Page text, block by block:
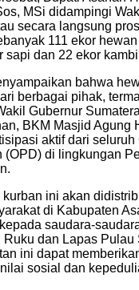
MSi didampingi
secara langsung
111 ekor
sapi dan 22 ekor
bahwa
berbagai pihak,
Gubernur
BKM Masjid Agung
aktif dari seluruh
(OPD) di lingkungan
ini akan
di Kabupaten
saudara-
dan Lapas Pulau
ini dapat
sosial dan